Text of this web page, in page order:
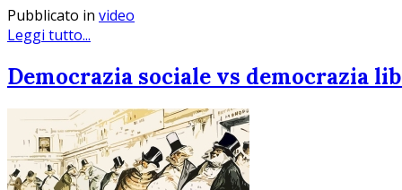
Pubblicato in video
Leggi tutto...
Democrazia sociale vs democrazia